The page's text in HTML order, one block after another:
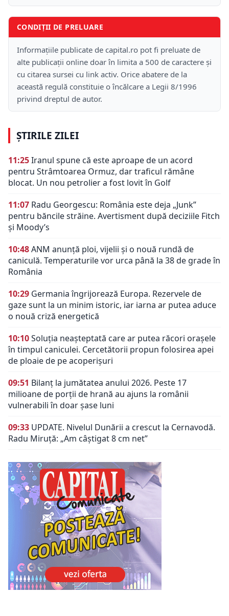
CONDIȚII DE PRELUARE
Informațiile publicate de capital.ro pot fi preluate de
alte publicații online doar în limita a 500 de caractere și
cu citarea sursei cu link activ. Orice abatere de la
această regulă constituie o încălcare a Legii 8/1996
privind dreptul de autor.
ȘTIRILE ZILEI
11:25Iranul spune că este aproape de un acord
pentru Strâmtoarea Ormuz, dar traficul rămâne
blocat. Un nou petrolier a fost lovit în Golf
11:07 Radu Georgescu: România este deja „Junk”
pentru băncile străine. Avertisment după deciziile Fitch
și Moody’s
10:48ANM anunță ploi, vijelii și o nouă rundă de
caniculă. Temperaturile vor urca până la 38 de grade în
România
10:29 Germania îngrijorează Europa. Rezervele de
gaze sunt la un minim istoric, iar iarna ar putea aduce
o nouă criză energetică
10:10Soluția neașteptată care ar putea răcori orașele
în timpul caniculei. Cercetătorii propun folosirea apei
de ploaie de pe acoperișuri
09:51 Bilanț la jumătatea anului 2026. Peste 17
milioane de porții de hrană au ajuns la românii
vulnerabili în doar șase luni
09:33 UPDATE. Nivelul Dunării a crescut la Cernavodă.
Radu Miruță: „Am câștigat 8 cm net”